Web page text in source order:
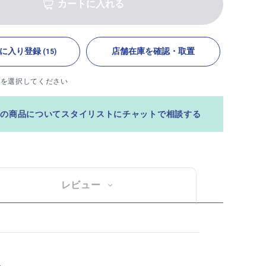
カートに入れる
入り登録 (15) 店舗在庫を確認・取置
選択してください
商品についてスタイリストにチャットで相談する
レビュー